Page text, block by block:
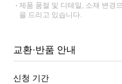
제품 품절 및 디테일, 소재 변경
을 드리고 있습니다.
교환·반품 안내
신청 기간